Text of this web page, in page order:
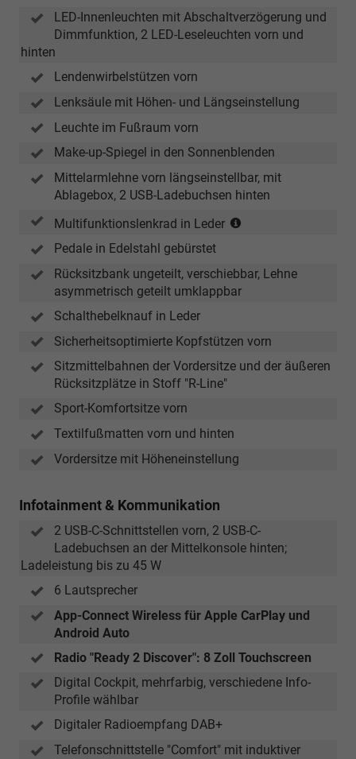
LED-Innenleuchten mit Abschaltverzögerung und
Dimmfunktion, 2 LED-Leseleuchten vorn und
hinten
Lendenwirbelstützen vorn
Lenksäule mit Höhen- und Längseinstellung
Leuchte im Fußraum vorn
Make-up-Spiegel in den Sonnenblenden
Mittelarmlehne vorn längseinstellbar, mit
Ablagebox, 2 USB-Ladebuchsen hinten
Multifunktionslenkrad in Leder
Schaltwippen)
Pedale in Edelstahl gebürstet
Rücksitzbank ungeteilt, verschiebbar, Lehne
asymmetrisch geteilt umklappbar
Schalthebelknauf in Leder
Sicherheitsoptimierte Kopfstützen vorn
Sitzmittelbahnen der Vordersitze und der äußeren
Rücksitzplätze in Stoff "R-Line"
Sport-Komfortsitze vorn
Textilfußmatten vorn und hinten
Vordersitze mit Höheneinstellung
Infotainment & Kommunikation
2 USB-C-Schnittstellen vorn, 2 USB-C-
Ladebuchsen an der Mittelkonsole hinten;
Ladeleistung bis zu 45 W
6 Lautsprecher
App-Connect Wireless für Apple CarPlay und
Android Auto
Radio "Ready 2 Discover": 8 Zoll Touchscreen
Digital Cockpit, mehrfarbig, verschiedene Info-
Profile wählbar
Digitaler Radioempfang DAB+
Telefonschnittstelle "Comfort" mit induktiver